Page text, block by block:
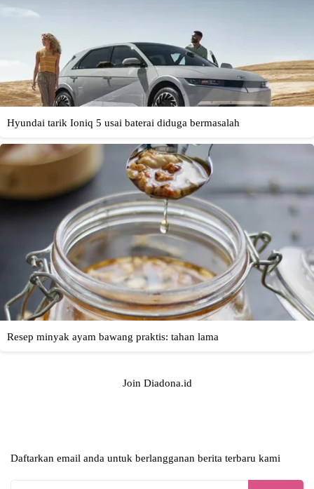
Join Diadona.id
Daftarkan email anda untuk berlangganan berita terbaru kami